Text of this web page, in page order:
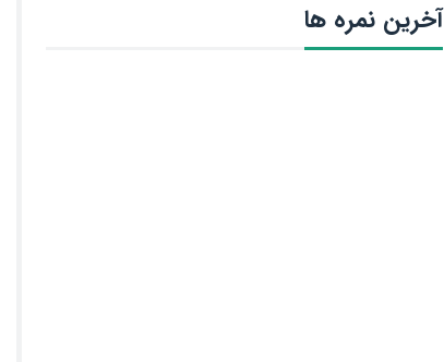
آخرین نمره ها